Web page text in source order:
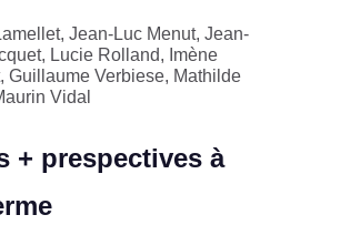
Jean-Luc Menut, Jean-
Lucie Rolland, Imène
Guillaume Verbiese, Mathilde
Vidal
+ prespectives à